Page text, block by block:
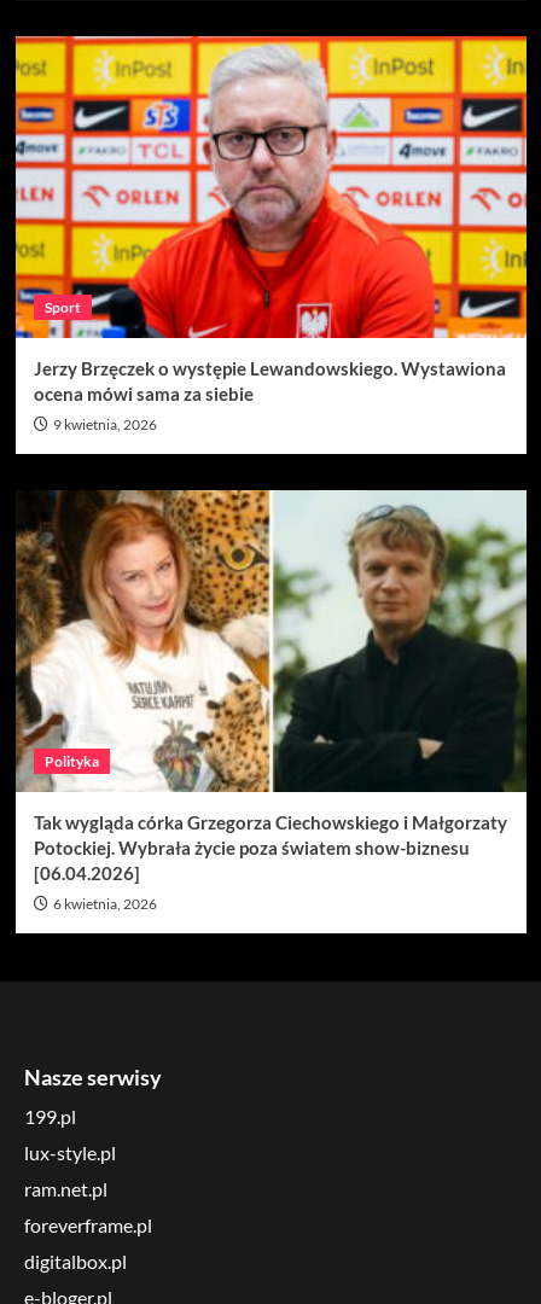
Sport
Jerzy Brzęczek o występie Lewandowskiego. Wystawiona
ocena mówi sama za siebie
9 kwietnia, 2026
Polityka
Tak wygląda córka Grzegorza Ciechowskiego i Małgorzaty
Potockiej. Wybrała życie poza światem show-biznesu
[06.04.2026]
6 kwietnia, 2026
Nasze serwisy
199.pl
lux-style.pl
ram.net.pl
foreverframe.pl
digitalbox.pl
e-bloger.pl